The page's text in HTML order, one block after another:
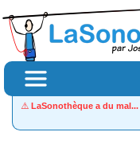
⚠️ LaSonothèque a du mal...